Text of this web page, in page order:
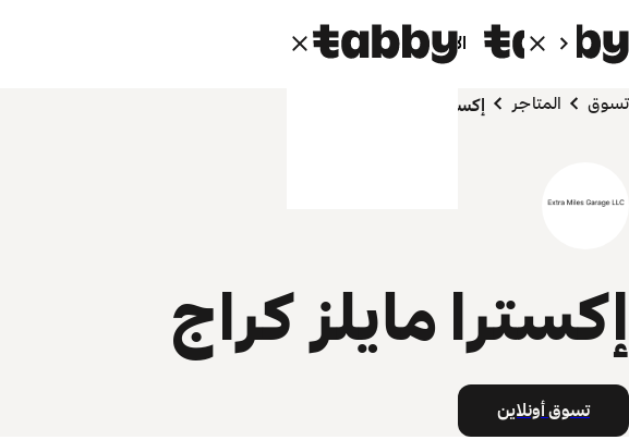
الأفراد الشركاء
تسوق المتاجر إكسترا مايلز كراج
إكسترا مايلز كراج
تسوق أونلاين